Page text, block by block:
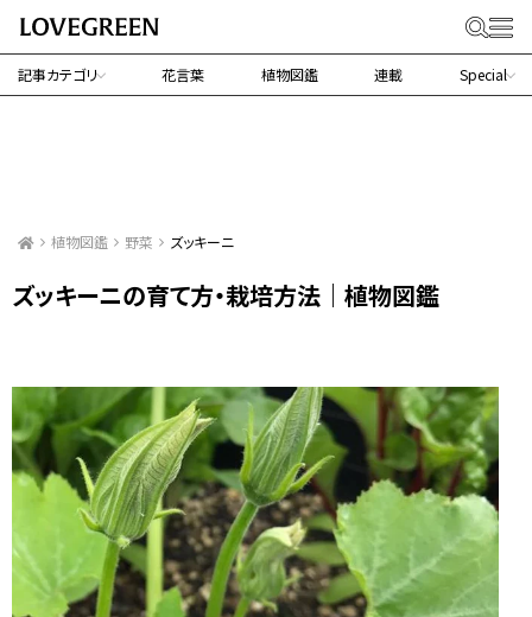
記事カテゴリ 花言葉 植物図鑑 連載 Special
植物図鑑 野菜 ズッキーニ
ズッキーニの育て方・栽培方法｜植物図鑑